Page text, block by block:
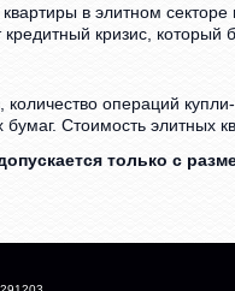
в элитном
кредитный кризис,
операций
Стоимость элитных
только с